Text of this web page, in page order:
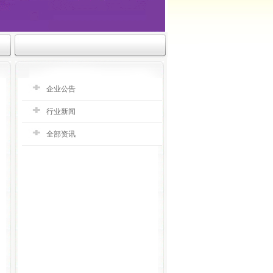
企业公告
行业新闻
全部资讯